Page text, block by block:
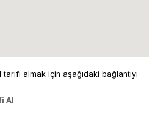
almak için aşağıdaki bağlantıyı
Al